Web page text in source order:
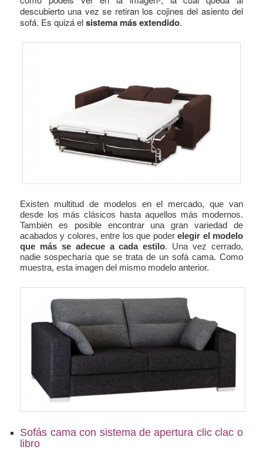
descubierto una vez se retiran los cojines del asiento del
sofá. Es quizá elsistema más extendido.
Existen multitud de modelos en el mercado, que van
desde los más clásicos hasta aquellos más modernos.
También es posible encontrar una gran variedad de
acabados y colores, entre los que poderelegir el modelo
que más se adecue a cada estilo. Una vez cerrado,
nadie sospecharía que se trata de un sofá cama. Como
muestra, esta imagen del mismo modelo anterior.
Sofás cama con sistema de apertura clic clac o
libro